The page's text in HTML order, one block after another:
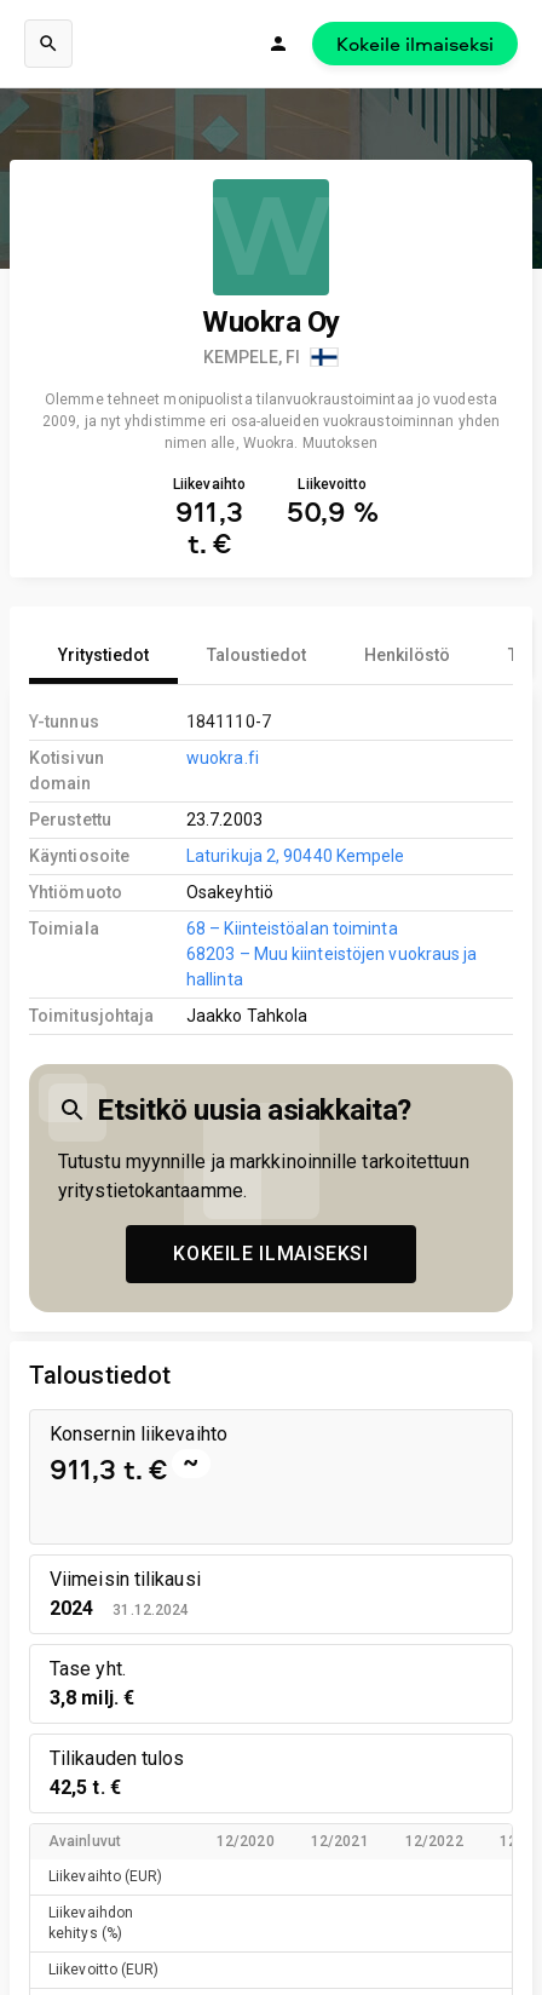
Kokeile ilmaiseksi
W
Wuokra Oy
KEMPELE, FI
Olemme tehneet monipuolista tilanvuokraustoimintaa jo vuodesta
2009, ja nyt yhdistimme eri osa-alueiden vuokraustoiminnan yhden
nimen alle, Wuokra. Muutoksen
Liikevaihto
911,3
t. €
Liikevoitto
50,9 %
Yritystiedot Taloustiedot Henkilöstö
Y-tunnus
1841110-7
Kotisivun
domain
wuokra.fi
Perustettu
23.7.2003
Käyntiosoite
Laturikuja 2, 90440 Kempele
Yhtiömuoto
Osakeyhtiö
Toimiala
68 – Kiinteistöalan toiminta
68203 – Muu kiinteistöjen vuokraus ja
hallinta
Toimitusjohtaja
Jaakko Tahkola
Etsitkö uusia asiakkaita?
Tutustu myynnille ja markkinoinnille tarkoitettuun
yritystietokantaamme.
KOKEILE ILMAISEKSI
Taloustiedot
Konsernin liikevaihto
911,3 t. € ~
Viimeisin tilikausi
2024
31.12.2024
Tase yht.
3,8 milj. €
Tilikauden tulos
42,5 t. €
Avainluvut 12/2020 12/2021 12/2022 12/
Liikevaihto (EUR)
Liikevaihdon
kehitys (%)
Liikevoitto (EUR)